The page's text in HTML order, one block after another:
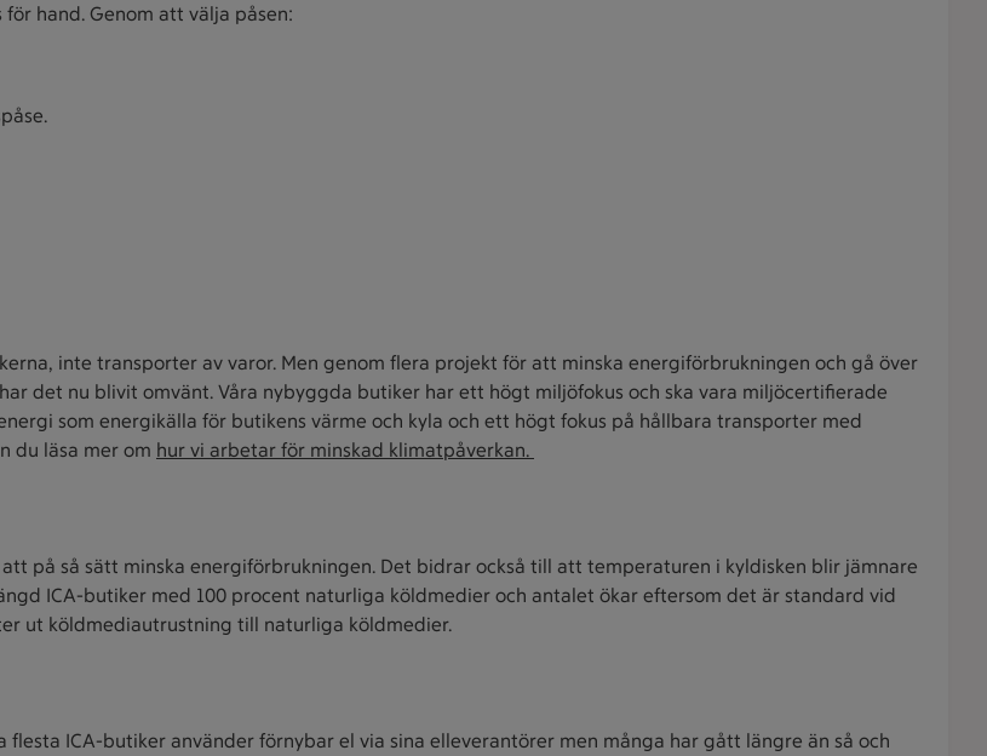
hand. Genom att välja påsen:
inte transporter av varor. Men genom flera projekt för att minska energiförbrukningen och gå över
det nu blivit omvänt. Våra nybyggda butiker har ett högt miljöfokus och ska vara miljöcertifierade
som energikälla för butikens värme och kyla och ett högt fokus på hållbara transporter med
du läsa mer om hur vi arbetar för minskad klimatpåverkan.
på så sätt minska energiförbrukningen. Det bidrar också till att temperaturen i kyldisken blir jämnare
ICA-butiker med 100 procent naturliga köldmedier och antalet ökar eftersom det är standard vid
ut köldmediautrustning till naturliga köldmedier.
ICA-butiker använder förnybar el via sina elleverantörer men många har gått längre än så och